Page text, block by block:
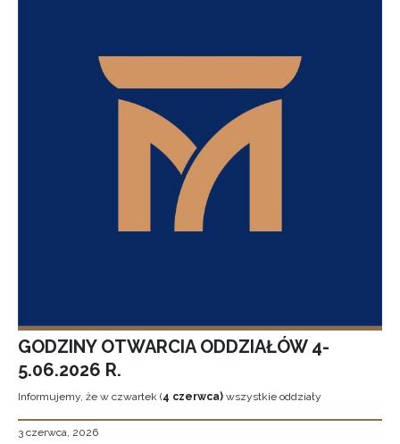
GODZINY OTWARCIA ODDZIAŁÓW 4-
5.06.2026 R.
Informujemy, że w czwartek (4 czerwca) wszystkie oddziały
3 czerwca, 2026